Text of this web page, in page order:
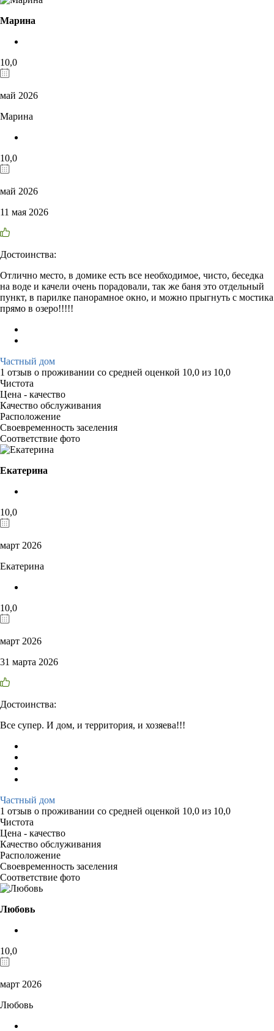
Марина
10,0
май 2026
Марина
10,0
май 2026
11 мая 2026
Достоинства:
Отлично место, в домике есть все необходимое, чисто, беседка
на воде и качели очень порадовали, так же баня это отдельный
пункт, в парилке панорамное окно, и можно прыгнуть с мостика
прямо в озеро!!!!!
Частный дом
1 отзыв о проживании со средней оценкой 10,0 из 10,0
Чистота
Цена - качество
Качество обслуживания
Расположение
Своевременность заселения
Соответствие фото
Екатерина
10,0
март 2026
Екатерина
10,0
март 2026
31 марта 2026
Достоинства:
Все супер. И дом, и территория, и хозяева!!!
Частный дом
1 отзыв о проживании со средней оценкой 10,0 из 10,0
Чистота
Цена - качество
Качество обслуживания
Расположение
Своевременность заселения
Соответствие фото
Любовь
10,0
март 2026
Любовь